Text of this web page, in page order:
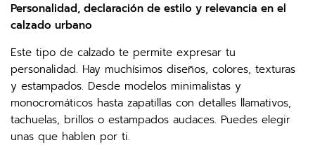
Personalidad, declaración de estilo y relevancia en el
calzado urbano
Este tipo de calzado te permite expresar tu
personalidad. Hay muchísimos diseños, colores, texturas
y estampados. Desde modelos minimalistas y
monocromáticos hasta zapatillas con detalles llamativos,
tachuelas, brillos o estampados audaces. Puedes elegir
unas que hablen por ti.